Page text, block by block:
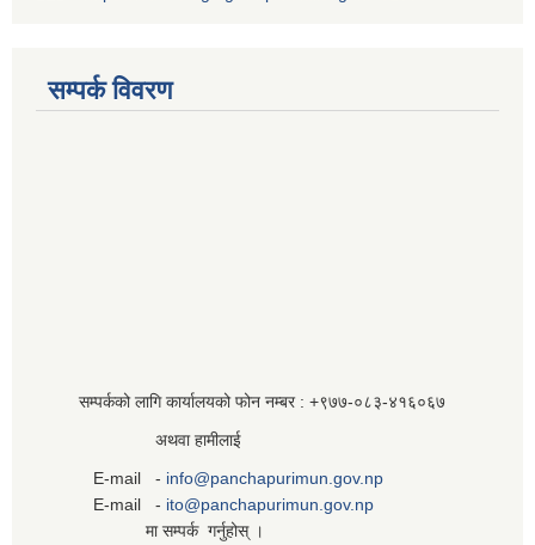
सम्पर्क विवरण
सम्पर्कको लागि कार्यालयको फोन नम्बर : +९७७-०८३‍-४१६०६७
अथवा हामीलाई
E-mail - info@panchapurimun.gov.np
E-mail - ito@panchapurimun.gov.np
मा सम्पर्क गर्नुहोस् ।